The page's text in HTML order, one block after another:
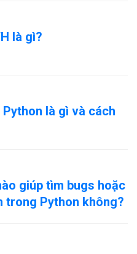
là gì?
là gì và cách
giúp tìm bugs hoặc
trong Python không?